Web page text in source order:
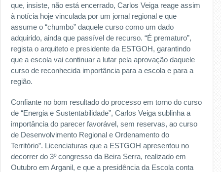
que, insiste, não está encerrado, Carlos Veiga reage assim
à notícia hoje vinculada por um jornal regional e que
assume o “chumbo” daquele curso como um dado
adquirido, ainda que passível de recurso. “É prematuro”,
regista o arquiteto e presidente da ESTGOH, garantindo
que a escola vai continuar a lutar pela aprovação daquele
curso de reconhecida importância para a escola e para a
região.
Confiante no bom resultado do processo em torno do curso
de “Energia e Sustentabilidade”, Carlos Veiga sublinha a
importância do parecer favorável, sem reservas, ao curso
de Desenvolvimento Regional e Ordenamento do
Território”. Licenciaturas que a ESTGOH apresentou no
decorrer do 3º congresso da Beira Serra, realizado em
Outubro em Arganil, e que a presidência da Escola conta